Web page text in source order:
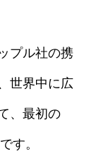
プル社の携
世界中に広
、最初の
す。